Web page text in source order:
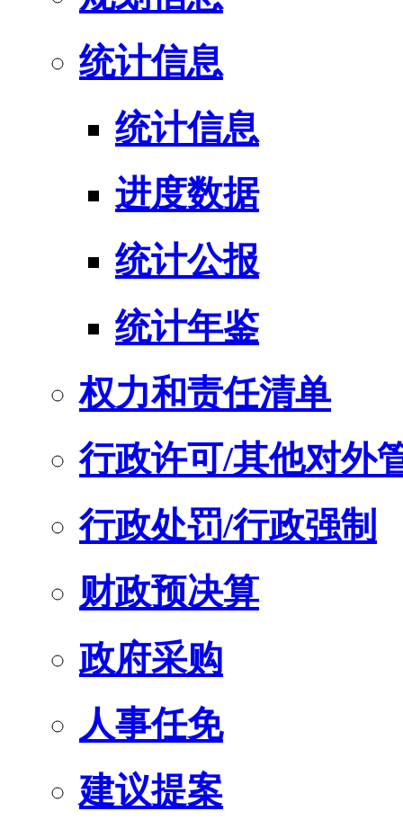
统计信息
统计信息
进度数据
统计公报
统计年鉴
权力和责任清单
行政许可/其他对外
行政处罚/行政强制
财政预决算
政府采购
人事任免
建议提案